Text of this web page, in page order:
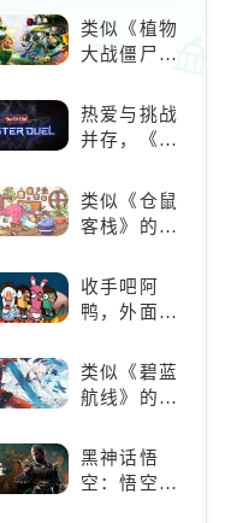
荐！快来赢
得世界冠军
类似《植物
大战僵尸》
游戏，休闲
娱乐尽在手
热爱与挑战
并存，《游
决斗》，牌
佬都爱玩的
游戏是啥
类似《仓鼠
客栈》的萌
荐！快来养
赛博宠物
收手吧阿
鸭，外面全
类似《碧蓝
航线》的养
养成你的梦
想！
黑神话悟
空：悟空携